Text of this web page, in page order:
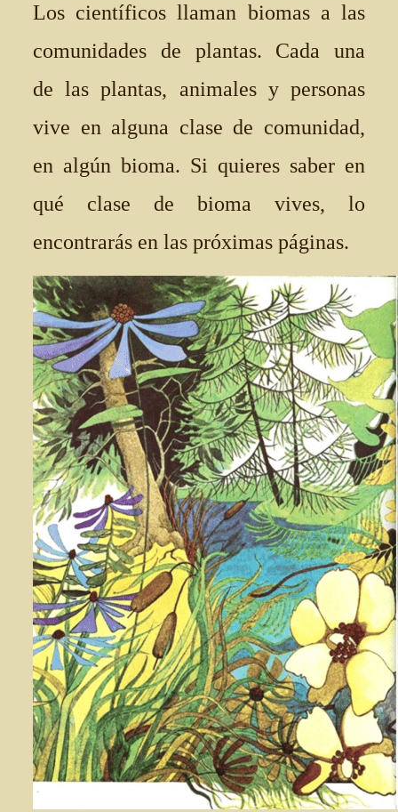
Los científicos llaman biomas a las
comunidades de plantas. Cada una
de las plantas, animales y personas
vive en alguna clase de comunidad,
en algún bioma. Si quieres saber en
qué clase de bioma vives, lo
encontrarás en las próximas páginas.